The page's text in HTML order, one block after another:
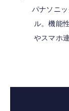
パナソニ
ル。機能
やスマホ